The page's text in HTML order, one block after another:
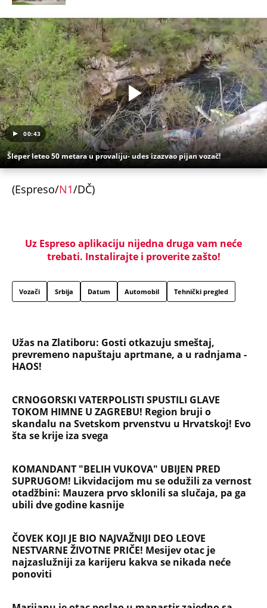
00:43
Šleper leteo 50 metara u provaliju- udes izazvao pijan vozač!
(Espreso/N1/DČ)
Uz Espreso aplikaciju nijedna druga vam neće
trebati. Instalirajte i proverite zašto!
Vozači Srbija Datum Automobil Tehnički pregled
Užas na Zlatiboru: Gosti otkazuju smeštaj,
prevremeno napuštaju aprtmane, a u radnjama -
HAOS!
CRNOGORSKI VATERPOLISTI SPUSTILI GLAVE
TOKOM HIMNE U ZAGREBU! Region bruji o
skandalu na Svetskom prvenstvu u Hrvatskoj! Evo
šta se krije iza svega
KOMANDANT "BELIH VUKOVA" UBIJEN PRED
SUPRUGOM! Likvidacijom mu se odužili za vernost
otadžbini: Mauzera prvo sklonili sa slučaja, pa ga
ubili dve godine kasnije
ČOVEK KOJI JE BIO NAJVAŽNIJI DEO LEOVE
NESTVARNE ŽIVOTNE PRIČE! Mesijev otac je
najzaslužniji za karijeru kakva se nikada neće
ponoviti